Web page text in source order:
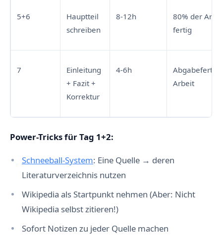
5+6
Hauptteil
schreiben
8-12h
80% der
fertig
7
Einleitung
+ Fazit +
Korrektur
4-6h
Arbeit
Power-Tricks für Tag 1+2:
Schneeball-System: Eine Quelle → deren
Literaturverzeichnis nutzen
Wikipedia als Startpunkt nehmen (Aber: Nicht
Wikipedia selbst zitieren!)
Sofort Notizen zu jeder Quelle machen